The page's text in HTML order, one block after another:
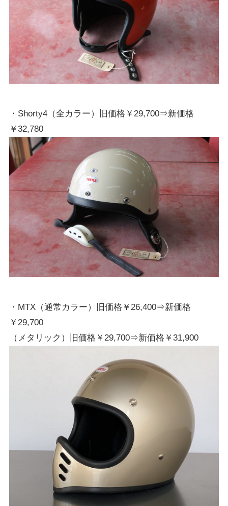
・Shorty4（全カラー）旧価格￥29,700⇒新価格
￥32,780
・MTX（通常カラー）旧価格￥26,400⇒新価格
￥29,700
（メタリック）旧価格￥29,700⇒新価格￥31,900